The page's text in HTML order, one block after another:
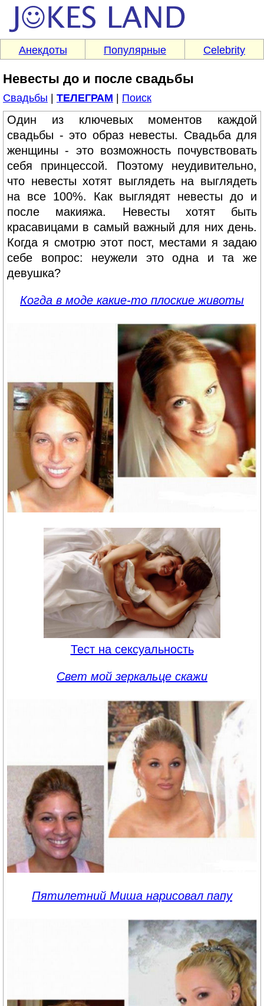
Анекдоты Популярные Celebrity
Невесты до и после свадьбы
Свадьбы ТЕЛЕГРАМ Поиск
Один из ключевых моментов каждой
свадьбы - это образ невесты. Свадьба для
женщины - это возможность почувствовать
себя принцессой. Поэтому неудивительно,
что невесты хотят выглядеть на выглядеть
на все 100%. Как выглядят невесты до и
после макияжа. Невесты хотят быть
красавицами в самый важный для них день.
Когда я смотрю этот пост, местами я задаю
себе вопрос: неужели это одна и та же
девушка?
Когда в моде какие-то плоские животы
Тест на сексуальность
Свет мой зеркальце скажи
Пятилетний Миша нарисовал папу